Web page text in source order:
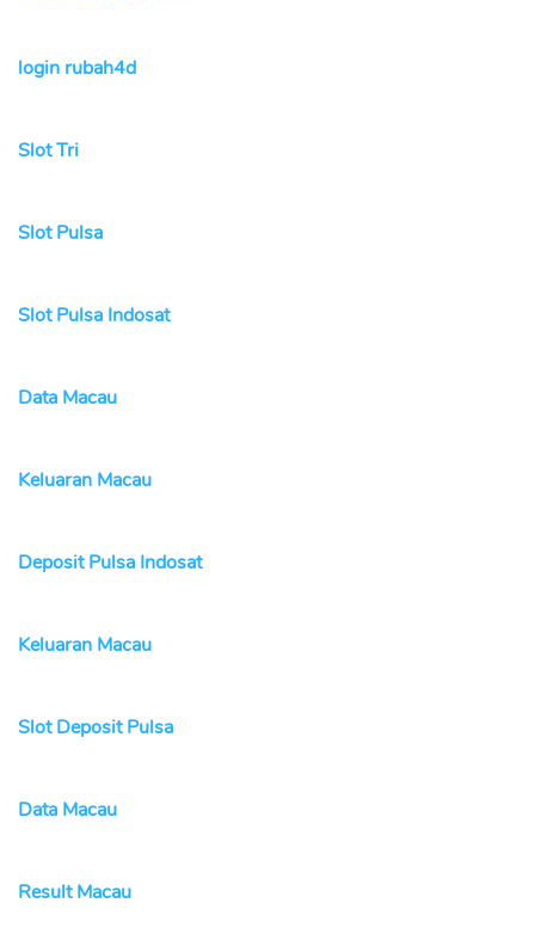
login rubah4d
Slot Tri
Slot Pulsa
Slot Pulsa Indosat
Data Macau
Keluaran Macau
Deposit Pulsa Indosat
Keluaran Macau
Slot Deposit Pulsa
Data Macau
Result Macau